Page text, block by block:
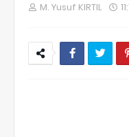
M. Yusuf KIRTIL